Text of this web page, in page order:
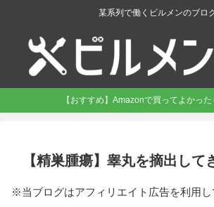
某系列で働くビルメンのブロ
【おすすめ】Amazonで買ってよかっ
【精巣腫瘍】睾丸を摘出して
※当ブログはアフィリエイト広告を利用し